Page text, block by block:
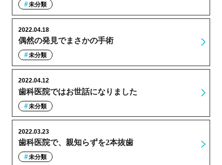
未分類
偶然の発見でまさかの手術
2022.04.18
未分類
歯科医院ではお世話になりました
2022.04.12
未分類
歯科医院で、親知らずを2本抜歯
2022.03.23
未分類